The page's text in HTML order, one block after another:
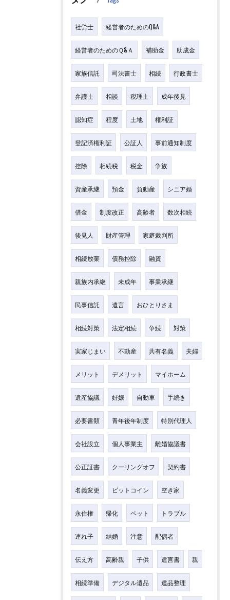
社労士 経営者のためのQ&A
経営者のためのＱ&Ａ 補助金 助成金
家族信託 司法書士 相続 行政書士
弁護士 相談 税理士 成年後見
認知症 程度 土地 権利証
登記済権利証 公証人 事前通知制度
控除 相続税 税金 争族
資産承継 預金 負動産 シニア婚
借金 制度改正 高齢者 数次相続
後見人 財産管理 家庭裁判所
相続放棄 債務控除 融資
親族内承継 未成年 事業承継
民事信託 遺言 おひとりさま
相続対策 法定相続 争続 対策
実家じまい 不動産 共有名義 夫婦
メリット デメリット マイホーム
遺産協議 妊娠 自動車 手続き
必要書類 青年後年制度 特別代理人
会社設立 個人事業主 離婚協議書
公正証書 クーリングオフ 契約書
名義変更 ビットコイン 空き家
永住権 帰化 ペット トラブル
連れ子 結婚 注意 配偶者
伝え方 高齢親 子供 遺言書 親
相続準備 デジタル遺品 遺品整理